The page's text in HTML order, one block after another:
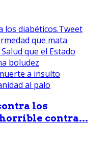
los
contra...